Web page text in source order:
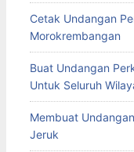
Cetak Undangan
Morokrembangan
Buat Undangan
Untuk Seluruh
Membuat
Jeruk